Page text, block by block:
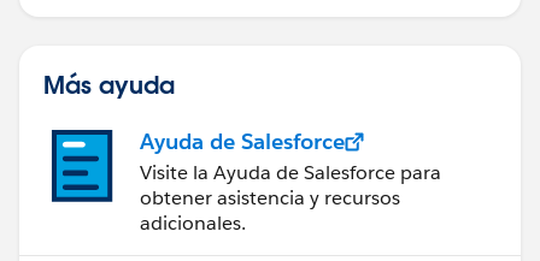
Más ayuda
Ayuda de Salesforce
Visite la Ayuda de Salesforce para
obtener asistencia y recursos
adicionales.